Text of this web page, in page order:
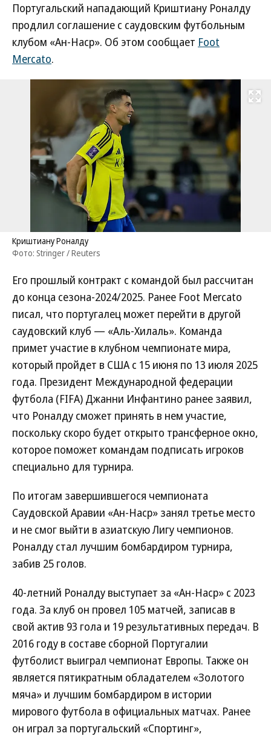
Португальский нападающий Криштиану Роналду
продлил соглашение с саудовским футбольным
клубом «Ан-Наср». Об этом сообщает Foot
Mercato.
Развернуть
Криштиану Роналду
Фото: Stringer / Reuters
Его прошлый контракт с командой был рассчитан
до конца сезона-2024/2025. Ранее Foot Mercato
писал, что португалец может перейти в другой
саудовский клуб — «Аль-Хилаль». Команда
примет участие в клубном чемпионате мира,
который пройдет в США с 15 июня по 13 июля 2025
года. Президент Международной федерации
футбола (FIFA) Джанни Инфантино ранее заявил,
что Роналду сможет принять в нем участие,
поскольку скоро будет открыто трансферное окно,
которое поможет командам подписать игроков
специально для турнира.
По итогам завершившегося чемпионата
Саудовской Аравии «Ан-Наср» занял третье место
и не смог выйти в азиатскую Лигу чемпионов.
Роналду стал лучшим бомбардиром турнира,
забив 25 голов.
40-летний Роналду выступает за «Ан-Наср» с 2023
года. За клуб он провел 105 матчей, записав в
свой актив 93 гола и 19 результативных передач. В
2016 году в составе сборной Португалии
футболист выиграл чемпионат Европы. Также он
является пятикратным обладателем «Золотого
мяча» и лучшим бомбардиром в истории
мирового футбола в официальных матчах. Ранее
он играл за португальский «Спортинг»,